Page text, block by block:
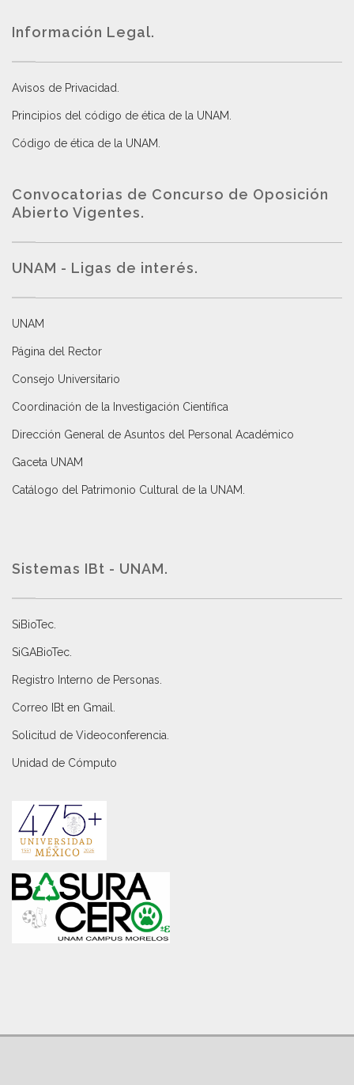
Información Legal.
Avisos de Privacidad
Principios del código de ética de la UNAM
Código de ética de la UNAM
Convocatorias de Concurso de Oposición
Abierto Vigentes.
UNAM - Ligas de interés.
UNAM
Página del Rector
Consejo Universitario
Coordinación de la Investigación Científica
Dirección General de Asuntos del Personal Académico
Gaceta UNAM
Catálogo del Patrimonio Cultural de la UNAM.
Sistemas IBt - UNAM.
SiBioTec
SiGABioTec.
Registro Interno de Personas
Correo IBt en Gmail
Solicitud de Videoconferencia.
Unidad de Cómputo